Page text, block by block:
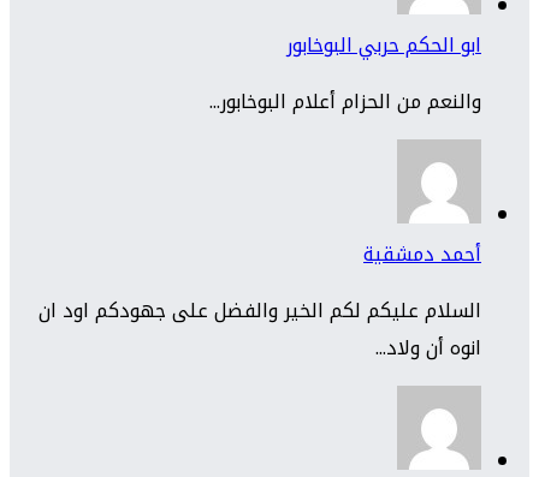
ابو الحكم حربي البوخابور
والنعم من الحزام أعلام البوخابور...
أحمد دمشقية
السلام عليكم لكم الخير والفضل على جهودكم اود ان
انوه أن ولاد...